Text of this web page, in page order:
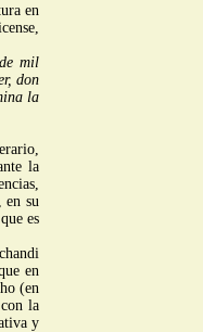
en
mil
don
la
la
en su
es
en
(en
la
y